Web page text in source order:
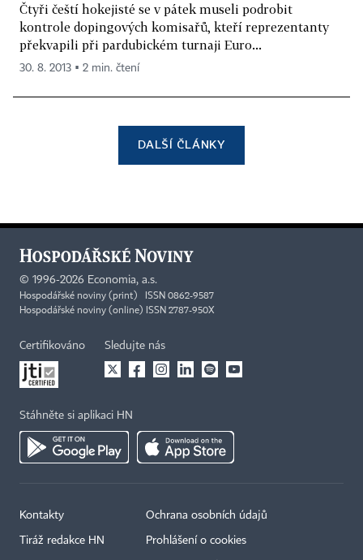
Čtyři čeští hokejisté se v pátek museli podrobit
kontrole dopingových komisařů, kteří reprezentanty
překvapili při pardubickém turnaji Euro...
30. 8. 2013 ▪ 2 min. čtení
DALŠÍ ČLÁNKY
© 1996-2026 Economia, a.s.
Hospodářské noviny (print) ISSN 0862-9587
Hospodářské noviny (online) ISSN 2787-950X
Certifikováno Sledujte nás
Stáhněte si aplikaci HN
Kontakty
Tiráž redakce HN
Ochrana osobních údajů
Prohlášení o cookies